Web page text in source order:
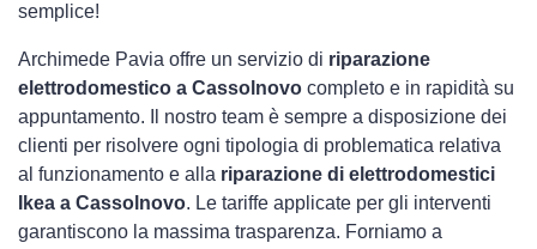
semplice!
Archimede Pavia offre un servizio di riparazione
elettrodomestico a Cassolnovo completo e in rapidità su
appuntamento. Il nostro team è sempre a disposizione dei
clienti per risolvere ogni tipologia di problematica relativa
al funzionamento e alla riparazione di elettrodomestici
Ikea a Cassolnovo. Le tariffe applicate per gli interventi
garantiscono la massima trasparenza. Forniamo a